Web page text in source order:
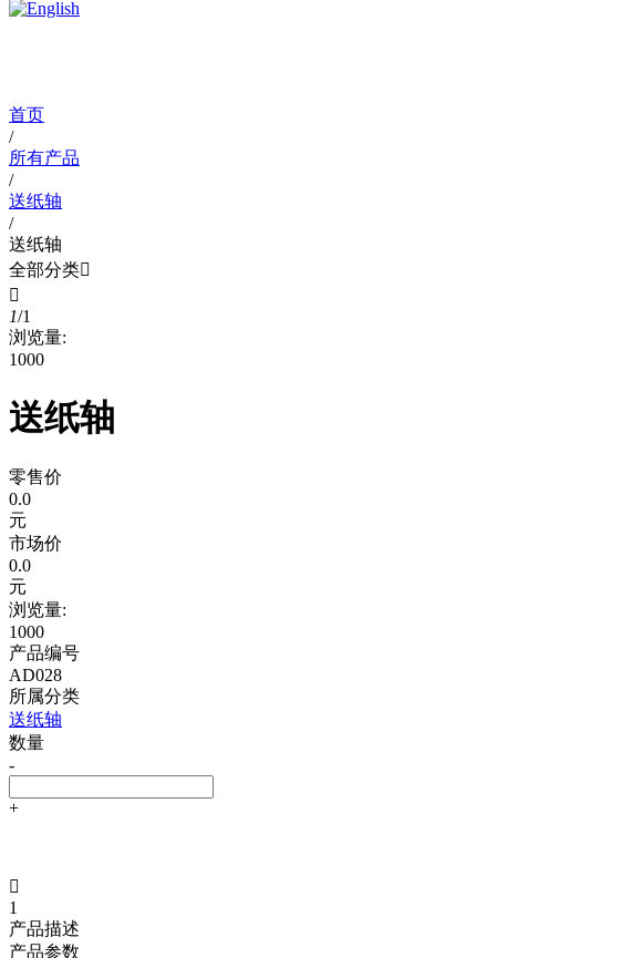
首页
/
所有产品
/
送纸轴
/
送纸轴
全部分类

1/1
浏览量:
1000
送纸轴
零售价
0.0
元
市场价
0.0
元
浏览量:
1000
产品编号
AD028
所属分类
送纸轴
数量
-
+

1
产品描述
产品参数